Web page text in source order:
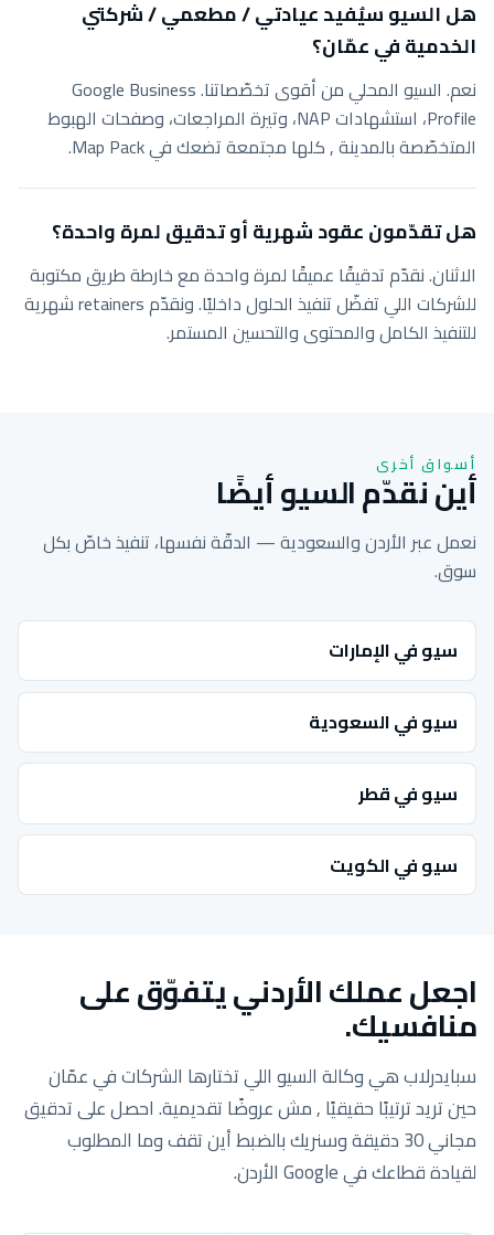
هل السيو سيُفيد عيادتي / مطعمي / شركتي
الخدمية في عمّان؟
نعم. السيو المحلي من أقوى تخصّصاتنا. Google Business
Profile، استشهادات NAP، وتيرة المراجعات، وصفحات الهبوط
المتخصّصة بالمدينة , كلها مجتمعة تضعك في Map Pack.
هل تقدّمون عقود شهرية أو تدقيق لمرة واحدة؟
الاثنان. نقدّم تدقيقًا عميقًا لمرة واحدة مع خارطة طريق مكتوبة
للشركات اللي تفضّل تنفيذ الحلول داخليًا. ونقدّم retainers شهرية
للتنفيذ الكامل والمحتوى والتحسين المستمر.
أسواق أخرى
أين نقدّم السيو أيضًا
نعمل عبر الأردن والسعودية — الدقّة نفسها، تنفيذ خاصّ بكل
سوق.
سيو في الإمارات
سيو في السعودية
سيو في قطر
سيو في الكويت
اجعل عملك الأردني يتفوّق على
منافسيك.
سبايدرلاب هي وكالة السيو اللي تختارها الشركات في عمّان
حين تريد ترتيبًا حقيقيًا , مش عروضًا تقديمية. احصل على تدقيق
مجاني 30 دقيقة وسنريك بالضبط أين تقف وما المطلوب
لقيادة قطاعك في Google الأردن.